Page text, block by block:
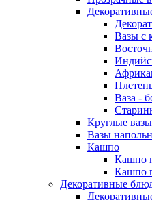
Вазы с
Ваза -
Круглые вазы
Вазы
Кашпо
Кашпо
Кашпо
Декоративные